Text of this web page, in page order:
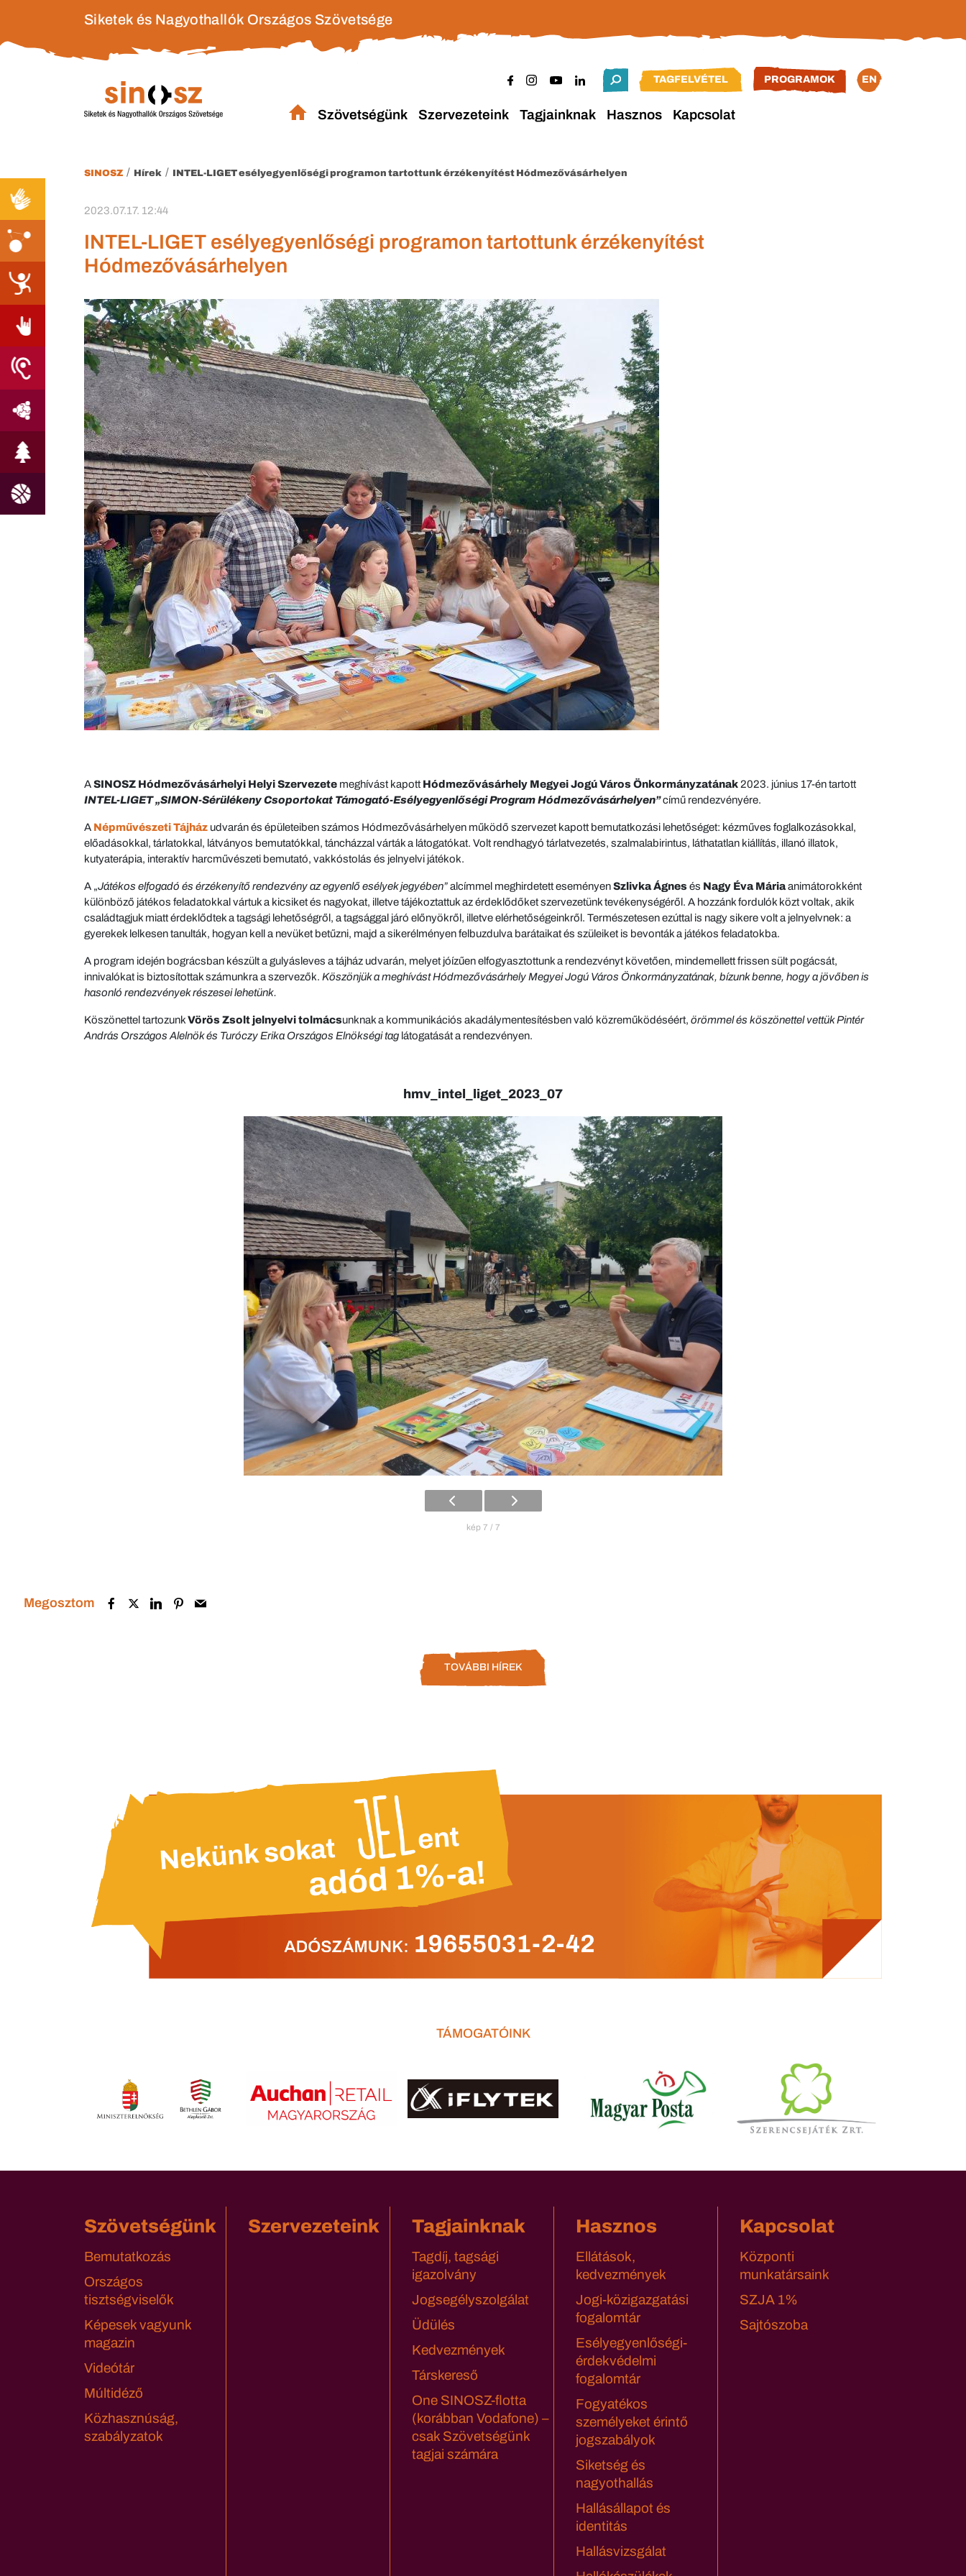
Siketek és Nagyothallók Országos Szövetsége
TAGFELVÉTEL PROGRAMOK EN
Szövetségünk Szervezeteink Tagjainknak Hasznos Kapcsolat
SINOSZ / Hírek / INTEL-LIGET esélyegyenlőségi programon tartottunk érzékenyítést Hódmezővásárhelyen
2023.07.17. 12:44
INTEL-LIGET esélyegyenlőségi programon tartottunk érzékenyítést
Hódmezővásárhelyen
ASINOSZ Hódmezővásárhelyi Helyi Szervezete meghívást kapott Hódmezővásárhely Megyei Jogú Város Önkormányzatának 2023. június 17-én tartott
INTEL-LIGET „SIMON-Sérülékeny Csoportokat Támogató-Esélyegyenlőségi Program Hódmezővásárhelyen”című rendezvényére.
A Népművészeti Tájház udvarán és épületeiben számos Hódmezővásárhelyen működő szervezet kapott bemutatkozási lehetőséget: kézműves foglalkozásokkal,
előadásokkal, tárlatokkal, látványos bemutatókkal, táncházzal várták a látogatókat. Volt rendhagyó tárlatvezetés, szalmalabirintus, láthatatlan kiállítás, illanó illatok,
kutyaterápia, interaktív harcművészeti bemutató, vakkóstolás és jelnyelvi játékok.
A „Játékos elfogadó és érzékenyítő rendezvény az egyenlő esélyek jegyében”alcímmel meghirdetett eseményenSzlivka Ágnesés Nagy Éva Máriaanimátorokként
különböző játékos feladatokkal vártuk a kicsiket és nagyokat, illetve tájékoztattuk az érdeklődőket szervezetünk tevékenységéről. A hozzánk fordulók közt voltak, akik
családtagjuk miatt érdeklődtek a tagsági lehetőségről, a tagsággal járó előnyökről, illetve elérhetőségeinkről. Természetesen ezúttal is nagy sikere volt a jelnyelvnek: a
gyerekek lelkesen tanulták, hogyan kell a nevüket betűzni, majd a sikerélményen felbuzdulva barátaikat és szüleiket is bevonták a játékos feladatokba.
A program idején bográcsban készült a gulyásleves a tájház udvarán, melyet jóízűen elfogyasztottunk a rendezvényt követően, mindemellett frissen sült pogácsát,
innivalókat is biztosítottak számunkra a szervezők. Köszönjük a meghívást Hódmezővásárhely Megyei Jogú Város Önkormányzatának, bízunk benne, hogy a jövőben is
hasonló rendezvények részesei lehetünk.
Köszönettel tartozunkVörös Zsolt jelnyelvi tolmácsunknak a kommunikációs akadálymentesítésben való közreműködéséért, örömmel és köszönettel vettük Pintér
András Országos Alelnök és Turóczy Erika Országos Elnökségi tag látogatását a rendezvényen.
hmv_intel_liget_2023_07
kép 7 / 7
Megosztom
TOVÁBBI HÍREK
TÁMOGATÓINK
Szövetségünk
Bemutatkozás
Országos
tisztségviselők
Képesek vagyunk
magazin
Videótár
Múltidéző
Közhasznúság,
szabályzatok
Szervezeteink Tagjainknak
Tagdíj, tagsági
igazolvány
Jogsegélyszolgálat
Üdülés
Kedvezmények
Társkereső
One SINOSZ-flotta
(korábban Vodafone) –
csak Szövetségünk
tagjai számára
Hasznos
Ellátások,
kedvezmények
Jogi-közigazgatási
fogalomtár
Esélyegyenlőségi-
érdekvédelmi
fogalomtár
Fogyatékos
személyeket érintő
jogszabályok
Siketség és
nagyothallás
Hallásállapot és
identitás
Hallásvizsgálat
Kapcsolat
Központi
munkatársaink
SZJA 1%
Sajtószoba